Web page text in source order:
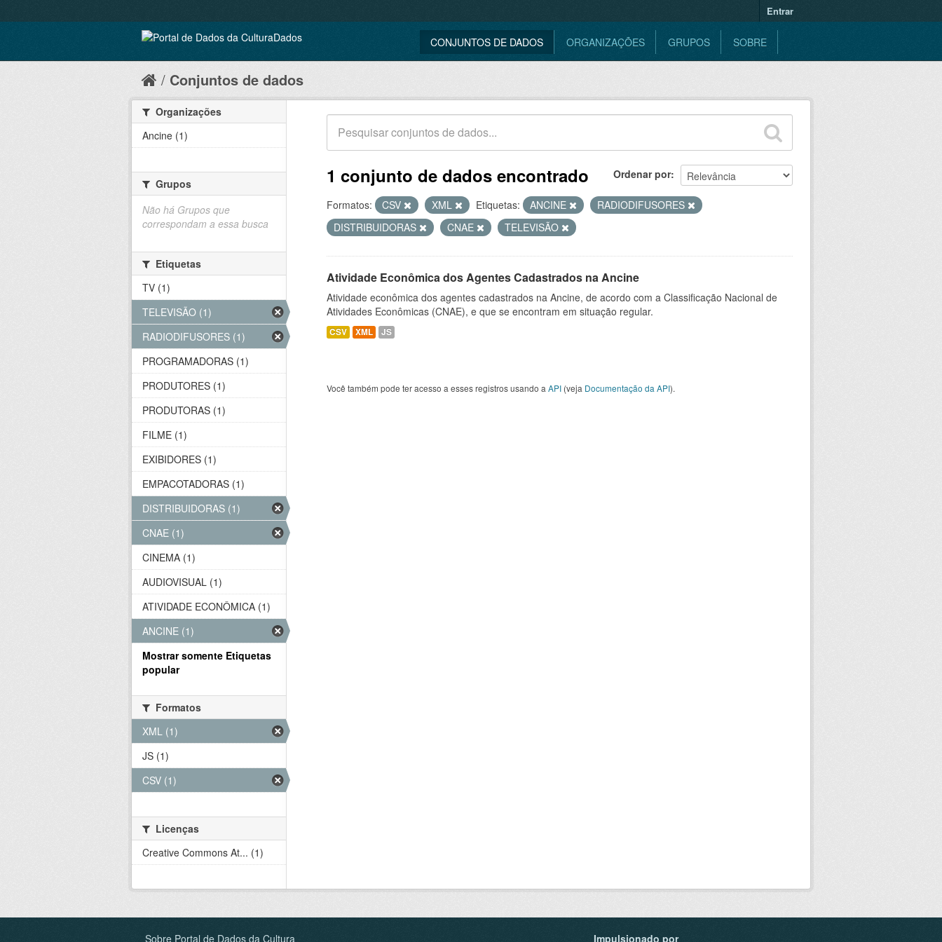
Entrar
CONJUNTOS DE DADOS ORGANIZAÇÕES GRUPOS SOBRE
Conjuntos de dados
Ordenar por
1 conjunto de dados encontrado
Formatos: CSV XML Etiquetas: ANCINE
RADIODIFUSORES
DISTRIBUIDORAS
CNAE TELEVISÃO
Atividade Econômica dos Agentes Cadastrados na Ancine
Atividade econômica dos agentes cadastrados na Ancine, de acordo com a Classificação Nacional de
Atividades Econômicas (CNAE), e que se encontram em situação regular.
CSV XML JS
Você também pode ter acesso a esses registros usando a API (veja Documentação da API).
Organizações
Ancine (1)
Grupos
Não há Grupos que
correspondam a essa busca
Etiquetas
TV (1)
TELEVISÃO (1)
RADIODIFUSORES (1)
PROGRAMADORAS (1)
PRODUTORES (1)
PRODUTORAS (1)
FILME (1)
EXIBIDORES (1)
EMPACOTADORAS (1)
DISTRIBUIDORAS (1)
CNAE (1)
CINEMA (1)
AUDIOVISUAL (1)
ATIVIDADE ECONÔMICA (1)
ANCINE (1)
Mostrar somente Etiquetas
popular
Formatos
XML (1)
JS (1)
CSV (1)
Licenças
Creative Commons At... (1)
Sobre Portal de Dados da Cultura Impulsionado por